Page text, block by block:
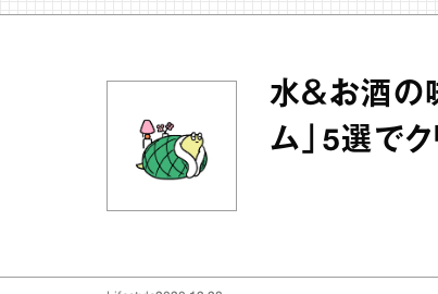
水＆お酒の
ム」5選でク